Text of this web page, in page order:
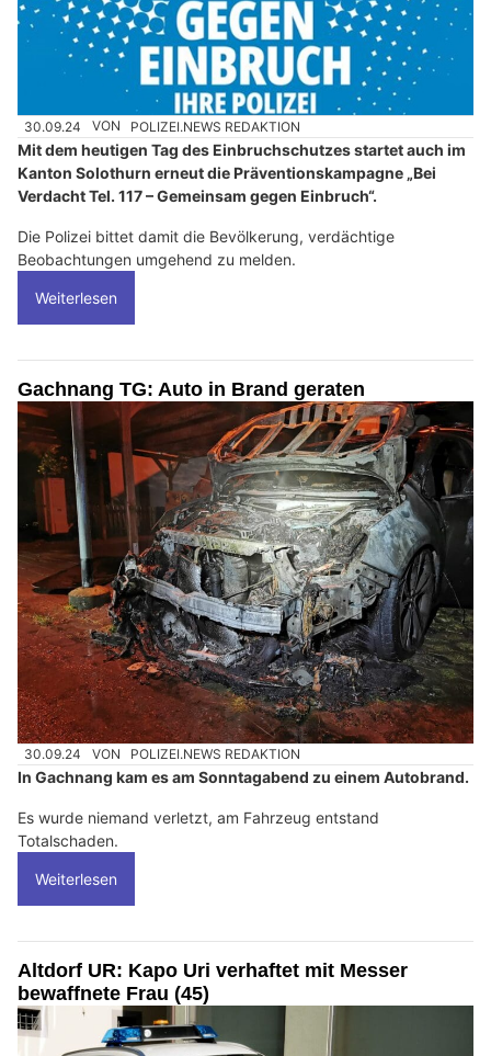
30.09.24 VON POLIZEI.NEWS REDAKTION
Mit dem heutigen Tag des Einbruchschutzes startet auch im
Kanton Solothurn erneut die Präventionskampagne „Bei
Verdacht Tel. 117 – Gemeinsam gegen Einbruch“.
Die Polizei bittet damit die Bevölkerung, verdächtige
Beobachtungen umgehend zu melden.
Weiterlesen
Gachnang TG: Auto in Brand geraten
30.09.24 VON POLIZEI.NEWS REDAKTION
In Gachnang kam es am Sonntagabend zu einem Autobrand.
Es wurde niemand verletzt, am Fahrzeug entstand
Totalschaden.
Weiterlesen
Altdorf UR: Kapo Uri verhaftet mit Messer
bewaffnete Frau (45)